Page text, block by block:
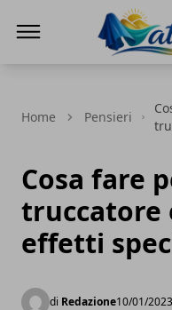
Home Pensieri
Cosa fare
truccatore
effetti
di Redazione10/01/2023